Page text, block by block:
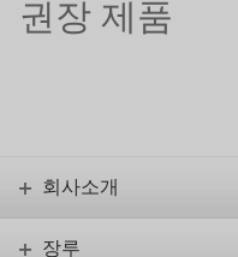
권장 제품
회사소개
장루